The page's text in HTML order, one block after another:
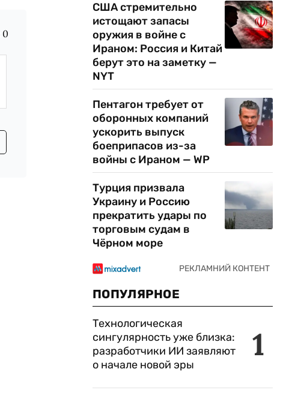
0
США стремительно
истощают запасы
оружия в войне с
Ираном: Россия и Китай
берут это на заметку —
NYT
Пентагон требует от
оборонных компаний
ускорить выпуск
боеприпасов из-за
войны с Ираном — WP
Турция призвала
Украину и Россию
прекратить удары по
торговым судам в
Чёрном море
ПОПУЛЯРНОЕ
1
Технологическая
сингулярность уже близка:
разработчики ИИ заявляют
о начале новой эры